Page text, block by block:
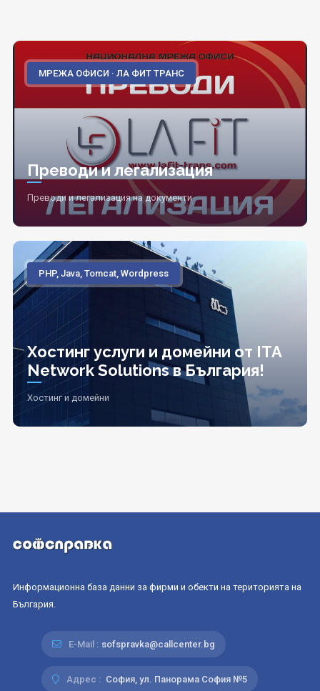
МРЕЖА ОФИСИ · ЛА ФИТ ТРАНС
Преводи и легализация
Преводи и легализация на документи
PHP, Java, Tomcat, Wordpress
Хостинг услуги и домейни от ITA
Network Solutions в България!
Хостинг и домейни
Информационна база данни за фирми и обекти на територията на
България.
E-Mail : sofspravka@callcenter.bg
Адрес : София, ул. Панорама София №5